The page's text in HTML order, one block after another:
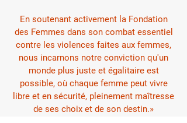
En soutenant activement la Fondation
des Femmes dans son combat essentiel
contre les violences faites aux femmes,
nous incarnons notre conviction qu'un
monde plus juste et égalitaire est
possible, où chaque femme peut vivre
libre et en sécurité, pleinement maîtresse
de ses choix et de son destin.»